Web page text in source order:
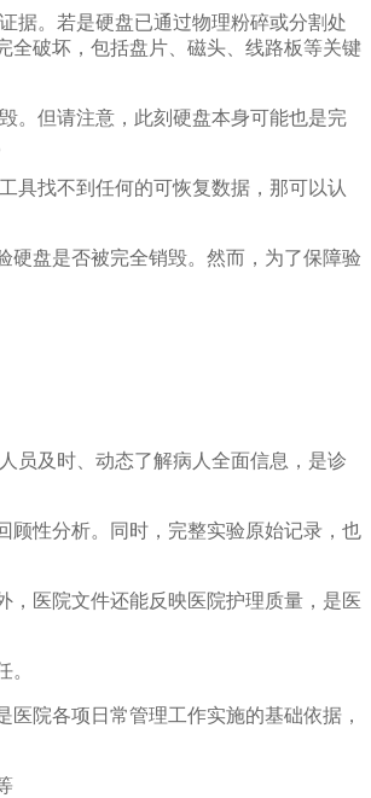
据。若是硬盘已通过物理粉碎或分割处
全破坏，包括盘片、磁头、线路板等关键
。但请注意，此刻硬盘本身可能也是完
具找不到任何的可恢复数据，那可以认
硬盘是否被完全销毁。然而，为了保障验
员及时、动态了解病人全面信息，是诊
顾性分析。同时，完整实验原始记录，也
，医院文件还能反映医院护理质量，是医
院各项日常管理工作实施的基础依据，